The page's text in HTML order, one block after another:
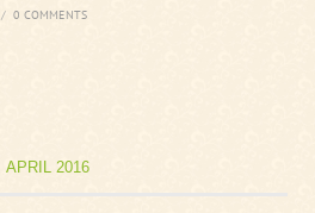
/ 0 COMMENTS
APRIL 2016